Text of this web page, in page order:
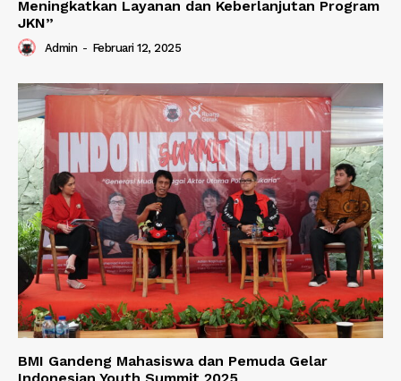
Meningkatkan Layanan dan Keberlanjutan Program
JKN”
Admin - Februari 12, 2025
BMI Gandeng Mahasiswa dan Pemuda Gelar